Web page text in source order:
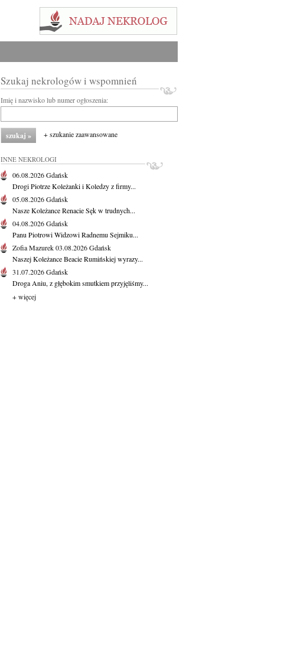
Szukaj nekrologów i wspomnień
Imię i nazwisko lub numer ogłoszenia:
+ szukanie zaawansowane
INNE NEKROLOGI
06.08.2026Gdańsk
Drogi Piotrze Koleżanki i Koledzy z firmy...
05.08.2026Gdańsk
Nasze Koleżance Renacie Sęk w trudnych...
04.08.2026Gdańsk
Panu Piotrowi Widzowi Radnemu Sejmiku...
Zofia Mazurek03.08.2026Gdańsk
Naszej Koleżance Beacie Rumińskiej wyrazy...
31.07.2026Gdańsk
Droga Aniu, z głębokim smutkiem przyjęliśmy...
+ więcej